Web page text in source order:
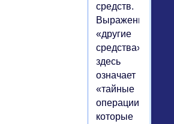
средств.
Выражение
«другие
средства»
здесь
означает
«тайные
операции»,
которые